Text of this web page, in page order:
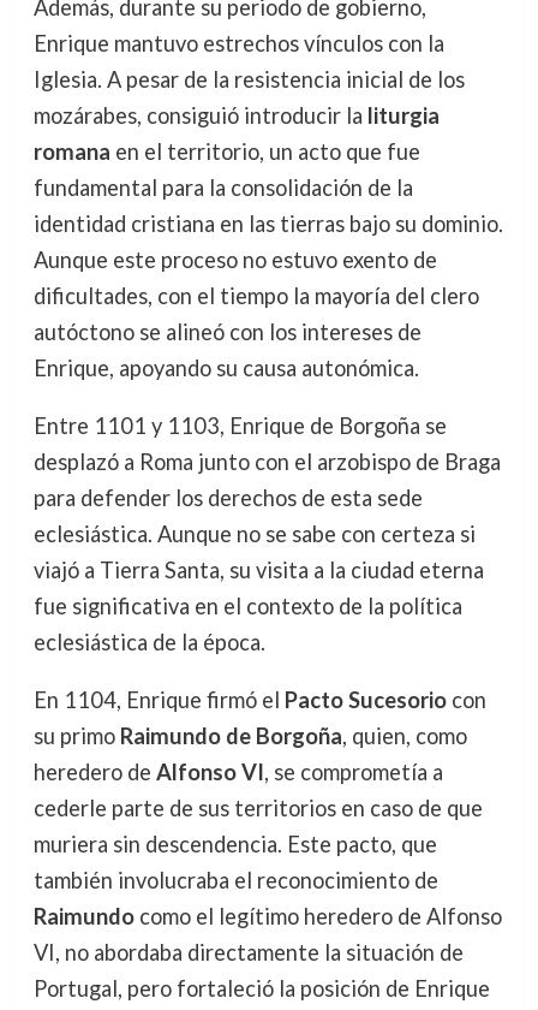
Además, durante su periodo de gobierno,
Enrique mantuvo estrechos vínculos con la
Iglesia. A pesar de la resistencia inicial de los
mozárabes, consiguió introducir la liturgia
romana en el territorio, un acto que fue
fundamental para la consolidación de la
identidad cristiana en las tierras bajo su dominio.
Aunque este proceso no estuvo exento de
dificultades, con el tiempo la mayoría del clero
autóctono se alineó con los intereses de
Enrique, apoyando su causa autonómica.
Entre 1101 y 1103, Enrique de Borgoña se
desplazó a Roma junto con el arzobispo de Braga
para defender los derechos de esta sede
eclesiástica. Aunque no se sabe con certeza si
viajó a Tierra Santa, su visita a la ciudad eterna
fue significativa en el contexto de la política
eclesiástica de la época.
En 1104, Enrique firmó el Pacto Sucesoriocon
su primo Raimundo de Borgoña, quien, como
heredero de Alfonso VI, se comprometía a
cederle parte de sus territorios en caso de que
muriera sin descendencia. Este pacto, que
también involucraba el reconocimiento de
Raimundocomo el legítimo heredero de Alfonso
VI, no abordaba directamente la situación de
Portugal, pero fortaleció la posición de Enrique